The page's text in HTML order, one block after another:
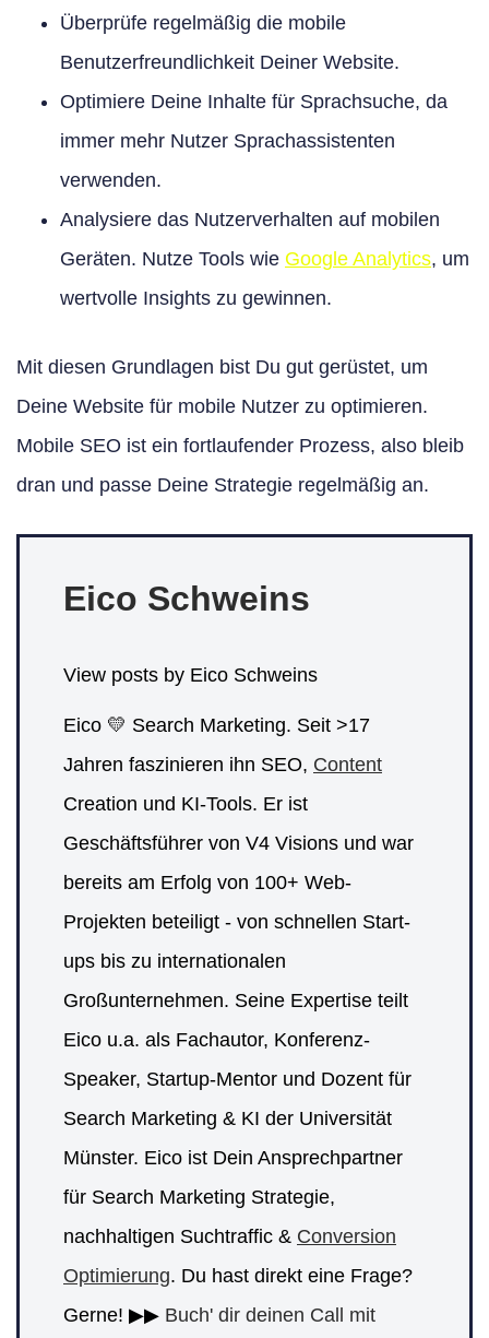
Überprüfe regelmäßig die mobile
Benutzerfreundlichkeit Deiner Website.
Optimiere Deine Inhalte für Sprachsuche, da
immer mehr Nutzer Sprachassistenten
verwenden.
Analysiere das Nutzerverhalten auf mobilen
Geräten. Nutze Tools wie Google Analytics, um
wertvolle Insights zu gewinnen.
Mit diesen Grundlagen bist Du gut gerüstet, um
Deine Website für mobile Nutzer zu optimieren.
Mobile SEO ist ein fortlaufender Prozess, also bleib
dran und passe Deine Strategie regelmäßig an.
Eico Schweins
View posts by Eico Schweins
Eico 💛 Search Marketing. Seit >17
Jahren faszinieren ihn SEO, Content
Creation und KI-Tools. Er ist
Geschäftsführer von V4 Visions und war
bereits am Erfolg von 100+ Web-
Projekten beteiligt - von schnellen Start-
ups bis zu internationalen
Großunternehmen. Seine Expertise teilt
Eico u.a. als Fachautor, Konferenz-
Speaker, Startup-Mentor und Dozent für
Search Marketing & KI der Universität
Münster. Eico ist Dein Ansprechpartner
für Search Marketing Strategie,
nachhaltigen Suchtraffic & Conversion
Optimierung. Du hast direkt eine Frage?
Gerne! ▶▶ Buch' dir deinen Call mit